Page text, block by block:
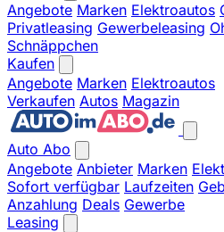
Angebote Marken Elektroautos
Privatleasing Gewerbeleasing
Schnäppchen
Kaufen
Angebote Marken Elektroautos
Verkaufen Autos Magazin
Auto Abo
Angebote Anbieter Marken
Sofort verfügbar Laufzeiten
Anzahlung Deals Gewerbe
Leasing